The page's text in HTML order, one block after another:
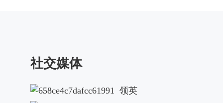
社交媒体
领英